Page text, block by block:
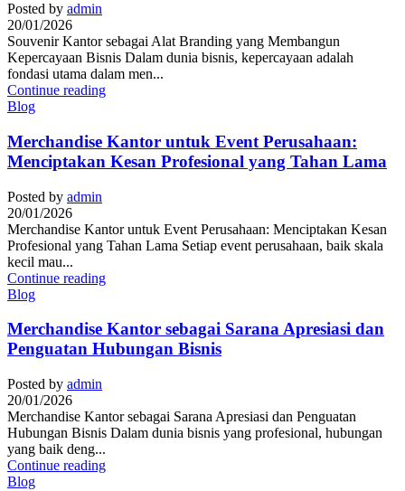
Posted by admin
20/01/2026
Souvenir Kantor sebagai Alat Branding yang Membangun
Kepercayaan Bisnis Dalam dunia bisnis, kepercayaan adalah
fondasi utama dalam men...
Continue reading
Blog
Merchandise Kantor untuk Event Perusahaan:
Menciptakan Kesan Profesional yang Tahan Lama
Posted by admin
20/01/2026
Merchandise Kantor untuk Event Perusahaan: Menciptakan Kesan
Profesional yang Tahan Lama Setiap event perusahaan, baik skala
kecil mau...
Continue reading
Blog
Merchandise Kantor sebagai Sarana Apresiasi dan
Penguatan Hubungan Bisnis
Posted by admin
20/01/2026
Merchandise Kantor sebagai Sarana Apresiasi dan Penguatan
Hubungan Bisnis Dalam dunia bisnis yang profesional, hubungan
yang baik deng...
Continue reading
Blog